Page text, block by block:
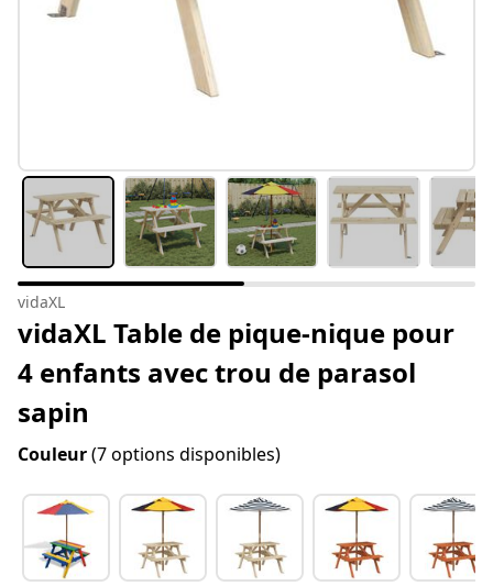
vidaXL
vidaXL Table de pique-nique pour
4 enfants avec trou de parasol
sapin
Couleur(7 options disponibles)